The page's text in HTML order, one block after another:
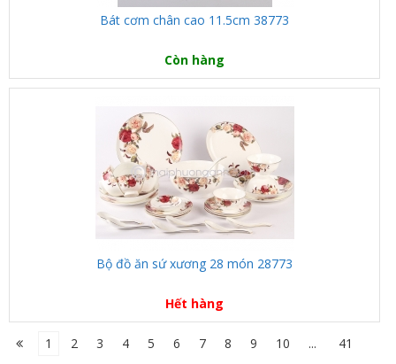
Bát cơm chân cao 11.5cm 38773
Còn hàng
Bộ đồ ăn sứ xương 28 món 28773
Hết hàng
1 2 3 4 5 6 7 8 9 10 ... 41